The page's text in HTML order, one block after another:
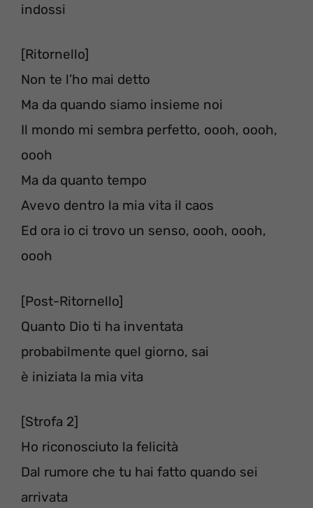
indossi
[Ritornello]
Non te l’ho mai detto
Ma da quando siamo insieme noi
Il mondo mi sembra perfetto, oooh, oooh,
oooh
Ma da quanto tempo
Avevo dentro la mia vita il caos
Ed ora io ci trovo un senso, oooh, oooh,
oooh
[Post-Ritornello]
Quanto Dio ti ha inventata
probabilmente quel giorno, sai
è iniziata la mia vita
[Strofa 2]
Ho riconosciuto la felicità
Dal rumore che tu hai fatto quando sei
arrivata